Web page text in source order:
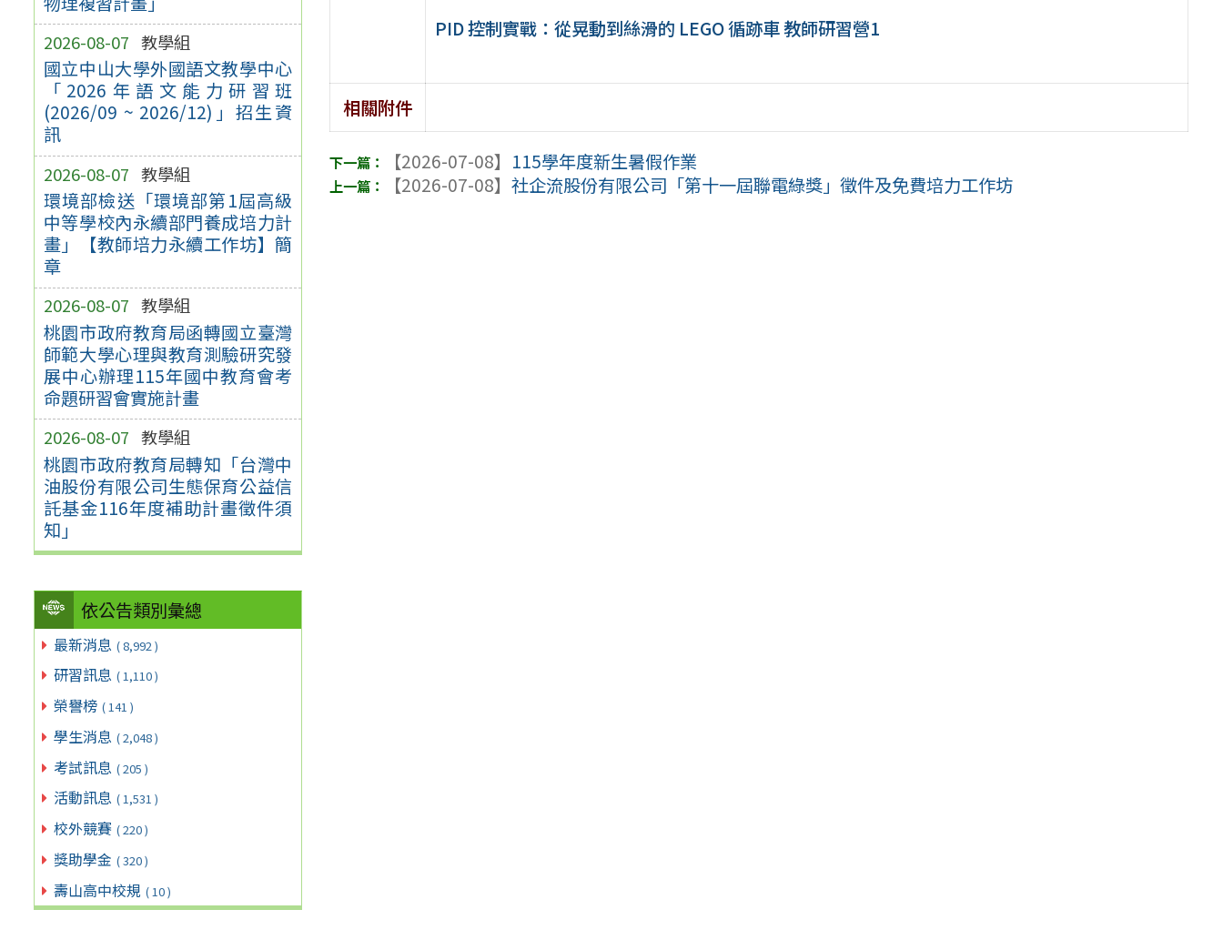
2026-08-07 教學組
國立中山大學外國語文教學中心
「2026年語文能力研習班
(2026/09 ~ 2026/12)」招生資
訊
2026-08-07 教學組
環境部檢送「環境部第1屆高級
中等學校內永續部門養成培力計
畫」【教師培力永續工作坊】簡
章
2026-08-07 教學組
桃園市政府教育局函轉國立臺灣
師範大學心理與教育測驗研究發
展中心辦理115年國中教育會考
命題研習會實施計畫
2026-08-07 教學組
桃園市政府教育局轉知「台灣中
油股份有限公司生態保育公益信
託基金116年度補助計畫徵件須
知」
依公告類別彙總
最新消息 ( 8,992 )
研習訊息 ( 1,110 )
榮譽榜 ( 141 )
學生消息 ( 2,048 )
考試訊息 ( 205 )
活動訊息 ( 1,531 )
校外競賽 ( 220 )
獎助學金 ( 320 )
壽山高中校規 ( 10 )
PID 控制實戰：從晃動到絲滑的 LEGO 循跡車 教師研習營1
相關附件
【2026-07-08】 115學年度新生暑假作業
【2026-07-08】社企流股份有限公司「第十一屆聯電綠獎」徵件及免費培力工作坊